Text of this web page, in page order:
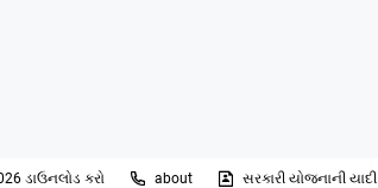
ડાઉનલોડ કરો about સરકારી યોજનાની યાદી